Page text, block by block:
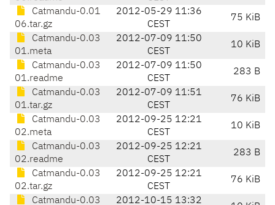
Catmandu-0.01
06.tar.gz
2012-05-29 11:36
CEST
75 KiB
Catmandu-0.03
01.meta
2012-07-09 11:50
CEST
10 KiB
Catmandu-0.03
01.readme
2012-07-09 11:50
CEST
283 B
Catmandu-0.03
01.tar.gz
2012-07-09 11:51
CEST
76 KiB
Catmandu-0.03
02.meta
2012-09-25 12:21
CEST
10 KiB
Catmandu-0.03
02.readme
2012-09-25 12:21
CEST
283 B
Catmandu-0.03
02.tar.gz
2012-09-25 12:21
CEST
76 KiB
Catmandu-0.03
2012-10-15 13:32